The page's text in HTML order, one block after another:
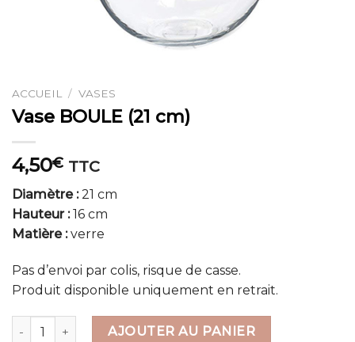
ACCUEIL / VASES
Vase BOULE (21 cm)
4,50€ TTC
Diamètre :21 cm
Hauteur :16 cm
Matière :verre
Pas d’envoi par colis, risque de casse.
Produit disponible uniquement en retrait.
quantité de Vase BOULE (21 cm)
AJOUTER AU PANIER